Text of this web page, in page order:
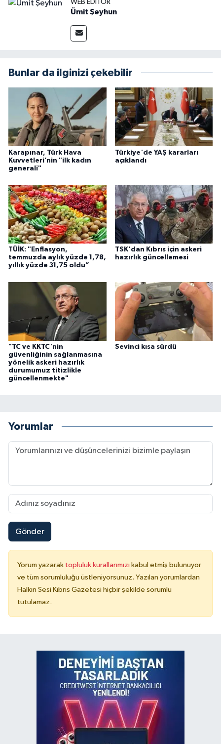
WEB EDITÖR
Ümit Şeyhun
Bunlar da ilginizi çekebilir
Karapınar, Türk Hava
Kuvvetleri’nin "ilk kadın
generali"
Türkiye'de YAŞ kararları
açıklandı
TÜİK: "Enflasyon,
temmuzda aylık yüzde 1,78,
yıllık yüzde 31,75 oldu”
TSK'dan Kıbrıs için askeri
hazırlık güncellemesi
"TC ve KKTC'nin
güvenliğinin sağlanmasına
yönelik askeri hazırlık
durumumuz titizlikle
güncellenmekte"
Sevinci kısa sürdü
Yorumlar
Gönder
Yorum yazarak topluluk kurallarımızı kabul etmiş bulunuyor
ve tüm sorumluluğu üstleniyorsunuz. Yazılan yorumlardan
Halkın Sesi Kıbrıs Gazetesi hiçbir şekilde sorumlu
tutulamaz.